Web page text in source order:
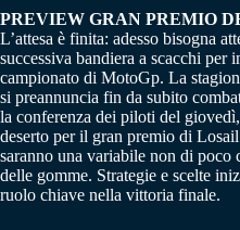
PREVIEW GRAN PREMIO
L’attesa è finita: adesso bisogna
successiva bandiera a scacchi
campionato di MotoGp. La
si preannuncia fin da subito
la conferenza dei piloti del
deserto per il gran premio di
saranno una variabile non di poco
delle gomme. Strategie e scelte
ruolo chiave nella vittoria finale.